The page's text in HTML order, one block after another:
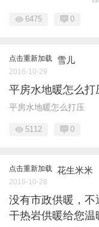
6475 0
点击重新加载 雪儿
2016-10-29
平房水地暖怎么打
平房水地暖怎么打压
5112 0
点击重新加载 花生米米
2016-10-28
没有市政供暖，不
干热岩供暖给您温